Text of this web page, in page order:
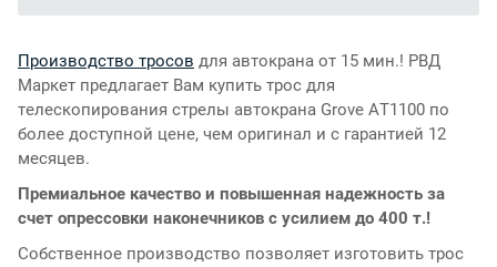
Производство тросов для автокрана от 15 мин.! РВД
Маркет предлагает Вам купить трос для
телескопирования стрелы автокрана Grove AT1100 по
более доступной цене, чем оригинал и с гарантией 12
месяцев.
Премиальное качество и повышенная надежность за
счет опрессовки наконечников с усилием до 400 т.!
Собственное производство позволяет изготовить трос